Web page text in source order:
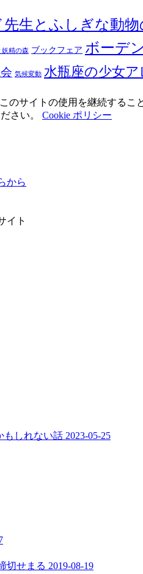
生とふしぎな動物
妖精の森 ブックフェア ボーデ
気候変動 水瓶座の少女ア
のサイトの使用を継続するこ
さい。 Cookie ポリシー
ら
イト
もしれない話 2023-05-25
切せまる 2019-08-19